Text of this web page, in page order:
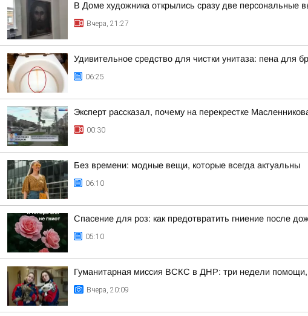
В Доме художника открылись сразу две персональные
Вчера, 21:27
Удивительное средство для чистки унитаза: пена для
06:25
Эксперт рассказал, почему на перекрестке
00:30
Без времени: модные вещи, которые всегда актуальны
06:10
Спасение для роз: как предотвратить гниение после
05:10
Гуманитарная миссия ВСКС в ДНР: три недели
Вчера, 20:09